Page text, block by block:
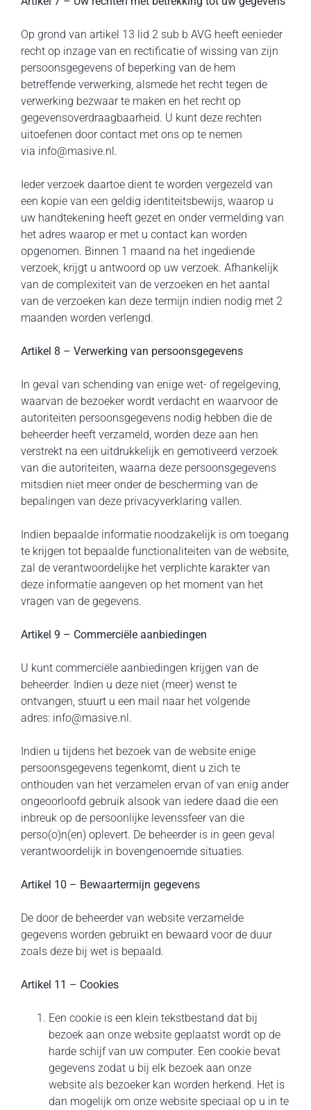
Op grond van artikel 13 lid 2 sub b AVG heeft eenieder
recht op inzage van en rectificatie of wissing van zijn
persoonsgegevens of beperking van de hem
betreffende verwerking, alsmede het recht tegen de
verwerking bezwaar te maken en het recht op
gegevensoverdraagbaarheid. U kunt deze rechten
uitoefenen door contact met ons op te nemen
via info@masive.nl.
Ieder verzoek daartoe dient te worden vergezeld van
een kopie van een geldig identiteitsbewijs, waarop u
uw handtekening heeft gezet en onder vermelding van
het adres waarop er met u contact kan worden
opgenomen. Binnen 1 maand na het ingediende
verzoek, krijgt u antwoord op uw verzoek. Afhankelijk
van de complexiteit van de verzoeken en het aantal
van de verzoeken kan deze termijn indien nodig met 2
maanden worden verlengd.
Artikel 8 – Verwerking van persoonsgegevens
In geval van schending van enige wet- of regelgeving,
waarvan de bezoeker wordt verdacht en waarvoor de
autoriteiten persoonsgegevens nodig hebben die de
beheerder heeft verzameld, worden deze aan hen
verstrekt na een uitdrukkelijk en gemotiveerd verzoek
van die autoriteiten, waarna deze persoonsgegevens
mitsdien niet meer onder de bescherming van de
bepalingen van deze privacyverklaring vallen.
Indien bepaalde informatie noodzakelijk is om toegang
te krijgen tot bepaalde functionaliteiten van de website,
zal de verantwoordelijke het verplichte karakter van
deze informatie aangeven op het moment van het
vragen van de gegevens.
Artikel 9 – Commerciële aanbiedingen
U kunt commerciële aanbiedingen krijgen van de
beheerder. Indien u deze niet (meer) wenst te
ontvangen, stuurt u een mail naar het volgende
adres: info@masive.nl.
Indien u tijdens het bezoek van de website enige
persoonsgegevens tegenkomt, dient u zich te
onthouden van het verzamelen ervan of van enig ander
ongeoorloofd gebruik alsook van iedere daad die een
inbreuk op de persoonlijke levenssfeer van die
perso(o)n(en) oplevert. De beheerder is in geen geval
verantwoordelijk in bovengenoemde situaties.
Artikel 10 – Bewaartermijn gegevens
De door de beheerder van website verzamelde
gegevens worden gebruikt en bewaard voor de duur
zoals deze bij wet is bepaald.
Artikel 11 – Cookies
Een cookie is een klein tekstbestand dat bij
bezoek aan onze website geplaatst wordt op de
harde schijf van uw computer. Een cookie bevat
gegevens zodat u bij elk bezoek aan onze
website als bezoeker kan worden herkend. Het is
dan mogelijk om onze website speciaal op u in te